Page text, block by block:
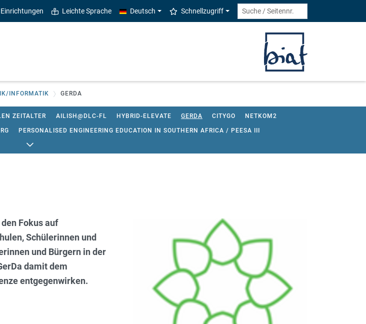
Leichte Sprache Deutsch Schnellzugriff
INFORMATIK GERDA
ZEITALTER AILISH@DLC-FL HYBRID-ELEVATE GERDA CITYGO NETKOM2
PERSONALISED ENGINEERING EDUCATION IN SOUTHERN AFRICA / PEESA III
PROKOM 4.0
Fokus auf
Schülerinnen und
und Bürgern in der
damit dem
entgegenwirken.